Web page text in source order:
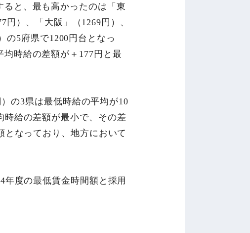
と、最も高かったのは「東
）、「大阪」（1269円）、
の5府県で1200円台となっ
時給の差額が＋177円と最
の3県は最低時給の平均が10
給の差額が最小で、その差
なっており、地方において
度の最低賃金時間額と採用